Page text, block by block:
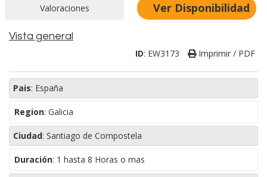
Ver Disponibilidad
Vista general
ID: EW3173 Imprimir / PDF
Pais: España
Region: Galicia
Ciudad: Santiago de Compostela
Duración: 1 hasta 8 Horas o mas